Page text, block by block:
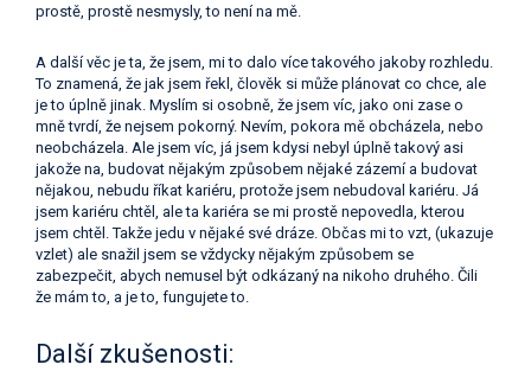
prostě, prostě nesmysly, to není na mě.
A další věc je ta, že jsem, mi to dalo více takového jakoby rozhledu.
To znamená, že jak jsem řekl, člověk si může plánovat co chce, ale
je to úplně jinak. Myslím si osobně, že jsem víc, jako oni zase o
mně tvrdí, že nejsem pokorný. Nevím, pokora mě obcházela, nebo
neobcházela. Ale jsem víc, já jsem kdysi nebyl úplně takový asi
jakože na, budovat nějakým způsobem nějaké zázemí a budovat
nějakou, nebudu říkat kariéru, protože jsem nebudoval kariéru. Já
jsem kariéru chtěl, ale ta kariéra se mi prostě nepovedla, kterou
jsem chtěl. Takže jedu v nějaké své dráze. Občas mi to vzt, (ukazuje
vzlet) ale snažil jsem se vždycky nějakým způsobem se
zabezpečit, abych nemusel být odkázaný na nikoho druhého. Čili
že mám to, a je to, fungujete to.
Další zkušenosti: